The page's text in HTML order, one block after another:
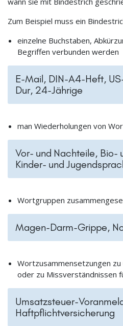
Zum Beispiel muss ein
einzelne Buchstaben,
Begriffen verbunden werden
E-Mail, DIN-A4-Heft,
Dur, 24-Jährige
man Wiederholungen von
Vor- und Nachteile, Bio-
Kinder- und
Wortgruppen
Magen-Darm-Grippe,
Wortzusammensetzungen
oder zu Missverständnissen
Umsatzsteuer-
Haftpflichtversicherung